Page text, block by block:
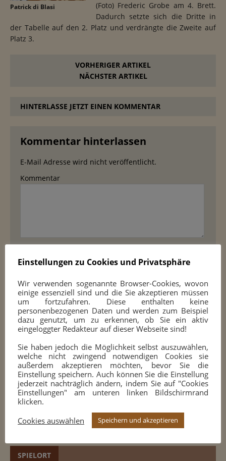
Patrick di Blasi
(Foto) Frederic Grobe am 4. Brett.
Dadurch setzte sich die Dritte in
der Tabelle auf den 2. Platz und verdrängte die Zweite auf
Platz 3.
VORHERIGER ARTIKEL
NÄCHSTER ARTIKEL
HINTERLASSE JETZT EINEN KOMMENTAR
Kommentar hinterlassen
E-Mail Adresse wird nicht veröffentlicht.
Kommentar
E-Mail*
Benachrichtige mich über nachfolgende
Kommentare via E-Mail.
Benachrichtige mich über neue Beiträge via E-
Mail.
SPIELORT
Einstellungen zu Cookies und Privatsphäre
Wir verwenden sogenannte Browser-Cookies, wovon
einige essenziell sind und die Sie akzeptieren müssen
um fortzufahren. Diese enthalten keine
personenbezogenen Daten und werden zum Beispiel
dazu genutzt, um zu erkennen, ob Sie ein aktiv
eingeloggter Redakteur auf dieser Webseite sind!
Sie haben jedoch die Möglichkeit selbst auszuwählen,
welche nicht zwingend notwendigen Cookies sie
außerdem akzeptieren möchten, bevor Sie die
Einstellung speichern. Auch können Sie die Einstellung
jederzeit nachträglich ändern, indem Sie auf "Cookies
Einstellungen" am unteren linken Bildschirmrand
klicken.
Cookies auswählen
Speichern und akzeptieren